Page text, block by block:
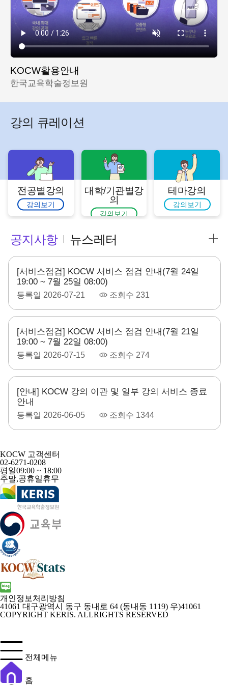
KOCW활용안내
한국교육학술정보원
강의 큐레이션
전공별강의
강의보기
대학/기관별강
의
강의보기
테마강의
강의보기
공지사항 뉴스레터
[서비스점검] KOCW 서비스 점검 안내(7월 24일
19:00 ~ 7월 25일 08:00)
등록일 2026-07-21 조회수 231
[서비스점검] KOCW 서비스 점검 안내(7월 21일
19:00 ~ 7월 22일 08:00)
등록일 2026-07-15 조회수 274
[안내] KOCW 강의 이관 및 일부 강의 서비스 종료
안내
등록일 2026-06-05 조회수 1344
KOCW 고객센터
02-6271-0208
평일09:00 ~ 18:00
주말,공휴일휴무
개인정보처리방침
41061 대구광역시 동구 동내로 64 (동내동 1119) 우)41061
COPYRIGHT KERIS. ALLRIGHTS RESERVED
전체메뉴
홈